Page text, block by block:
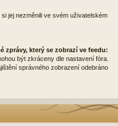
jej nezměnili ve svém uživatelském
zprávy, který se zobrazí ve feedu:
být zkráceny dle nastavení fóra.
správného zobrazení odebráno